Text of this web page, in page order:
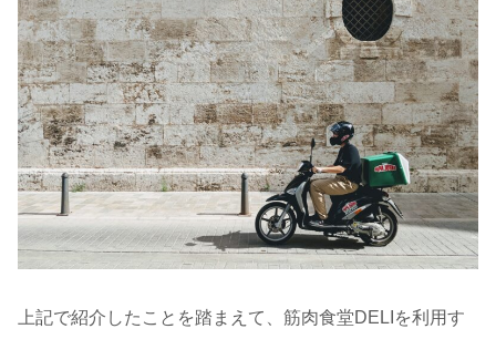
上記で紹介したことを踏まえて、筋肉食堂DELIを利用す